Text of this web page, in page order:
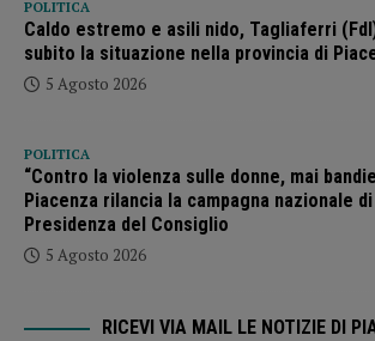
POLITICA
Caldo estremo e asili nido, Tagliaferri
subito la situazione nella provincia di
5 Agosto 2026
POLITICA
“Contro la violenza sulle donne, mai
Piacenza rilancia la campagna nazionale
Presidenza del Consiglio
5 Agosto 2026
RICEVI VIA MAIL LE NOTIZIE DI